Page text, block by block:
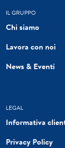
IL GRUPPO
Chi siamo
Lavora con noi
News & Eventi
LEGAL
Informativa
Privacy Policy